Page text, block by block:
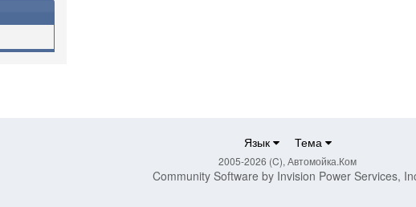
Язык Тема
2005-2026 (C), Автомойка.Ком
Community Software by Invision Power Services,